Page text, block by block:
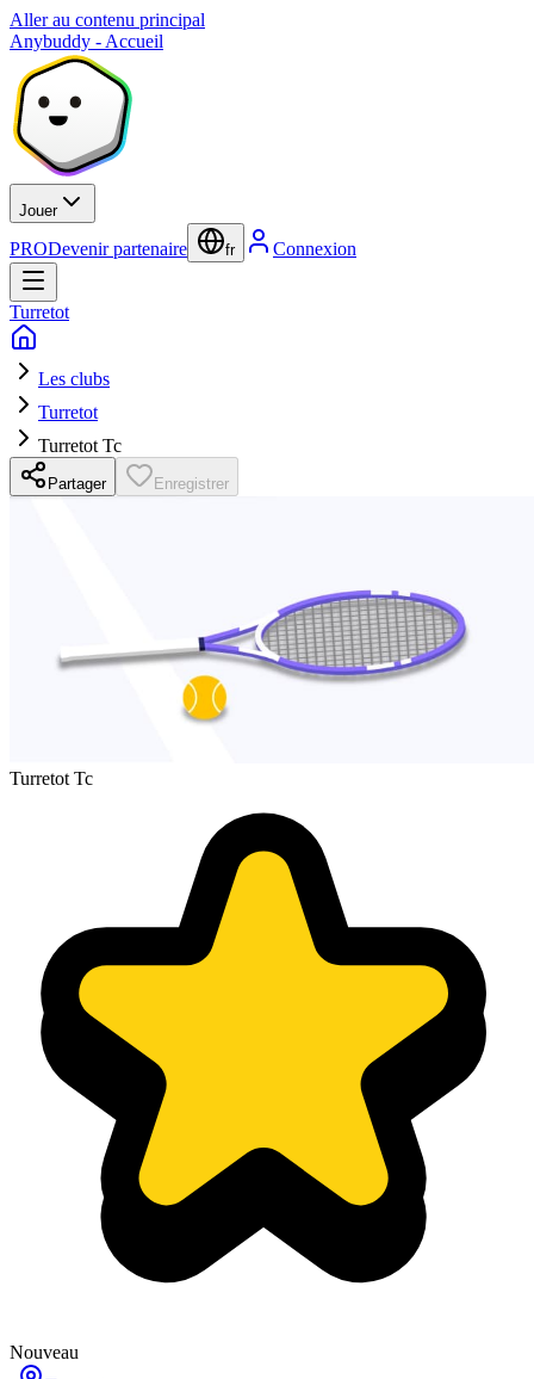
Aller au contenu principal
Anybuddy - Accueil
Jouer
PRODevenir partenaire fr Connexion
Turretot
Les clubs
Turretot
Turretot Tc
Partager Enregistrer
Turretot Tc
Nouveau